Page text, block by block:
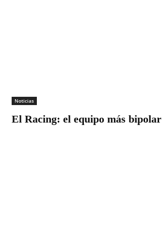
Noticias
El Racing: el equipo más bipolar